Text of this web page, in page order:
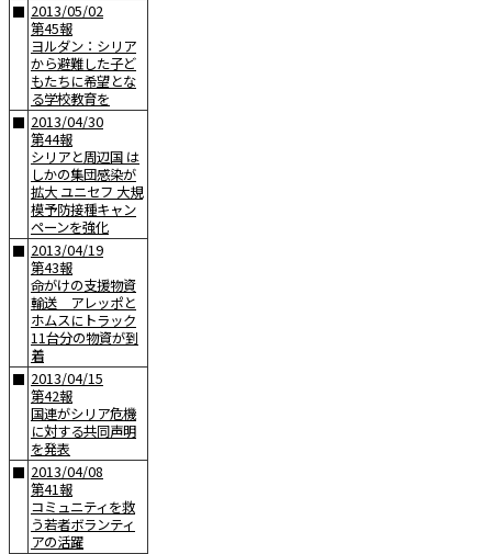
■ 2013/05/02
第45報
ヨルダン：シリア
から避難した子ど
もたちに希望とな
る学校教育を
■ 2013/04/30
第44報
シリアと周辺国 は
しかの集団感染が
拡大 ユニセフ 大規
模予防接種キャン
ペーンを強化
■ 2013/04/19
第43報
命がけの支援物資
輸送 アレッポと
ホムスにトラック
11台分の物資が到
着
■ 2013/04/15
第42報
国連がシリア危機
に対する共同声明
を発表
■ 2013/04/08
第41報
コミュニティを救
う若者ボランティ
アの活躍